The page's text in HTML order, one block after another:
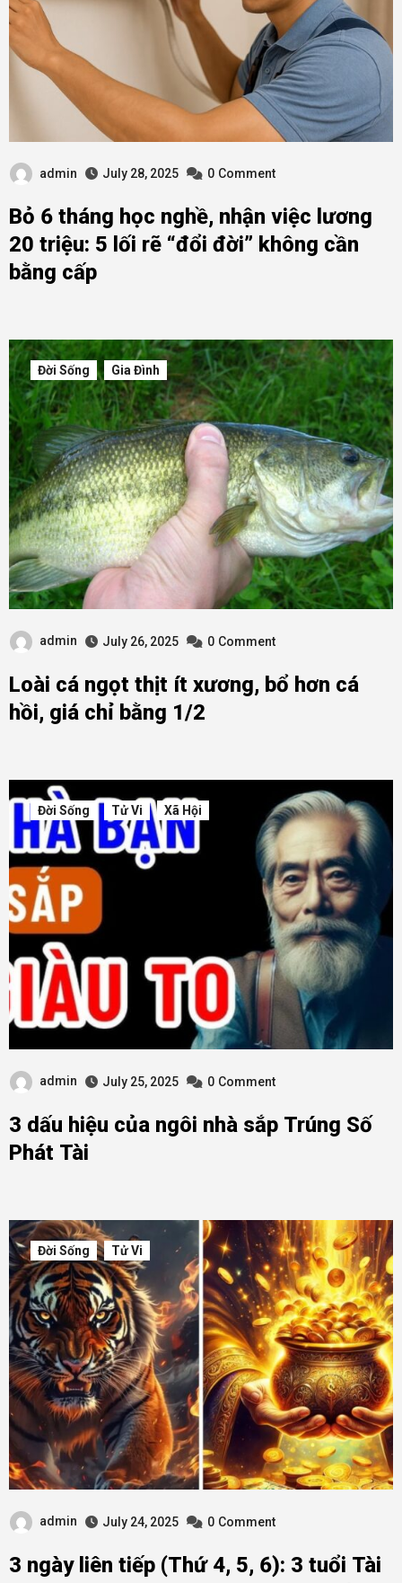
admin July 28, 2025 0 Comment
Bỏ 6 tháng học nghề, nhận việc lương
20 triệu: 5 lối rẽ “đổi đời” không cần
bằng cấp
Đời Sống Gia Đình
admin July 26, 2025 0 Comment
Loài cá ngọt thịt ít xương, bổ hơn cá
hồi, giá chỉ bằng 1/2
Đời Sống Tử Vi Xã Hội
admin July 25, 2025 0 Comment
3 dấu hiệu của ngôi nhà sắp Trúng Số
Phát Tài
Đời Sống Tử Vi
admin July 24, 2025 0 Comment
3 ngày liên tiếp (Thứ 4, 5, 6): 3 tuổi Tài